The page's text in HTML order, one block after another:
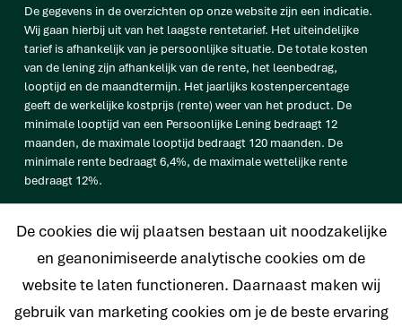
De gegevens in de overzichten op onze website zijn een indicatie.
Wij gaan hierbij uit van het laagste rentetarief. Het uiteindelijke
tarief is afhankelijk van je persoonlijke situatie. De totale kosten
van de lening zijn afhankelijk van de rente, het leenbedrag,
looptijd en de maandtermijn. Het jaarlijks kostenpercentage
geeft de werkelijke kostprijs (rente) weer van het product. De
minimale looptijd van een Persoonlijke Lening bedraagt 12
maanden, de maximale looptijd bedraagt 120 maanden. De
minimale rente bedraagt 6,4%, de maximale wettelijke rente
bedraagt 12%.
bedraagt € 33.638 op basis van een looptijd van 120 maanden met
een maandtermijn van € 280,32 en een rentetarief van 6,4%.
De cookies die wij plaatsen bestaan uit noodzakelijke
en geanonimiseerde analytische cookies om de
website te laten functioneren. Daarnaast maken wij
gebruik van marketing cookies om je de beste ervaring